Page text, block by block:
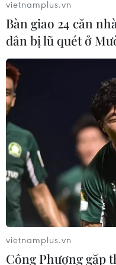
06/08/2026 06:23
Anh công bố kết quả
đầu vụ đâm dao ở
06/08/2026 06:00
Ba Lan thảo luận việc
cứ quân sự thường
06/08/2026 00:06
Liên hợp quốc: Xung
qua tháng đẫm máu
05/08/2026 23:47
vietnamplus.vn
Bàn giao 24 căn
dân bị lũ quét ở
vietnamplus.vn
Công Phượng gặp